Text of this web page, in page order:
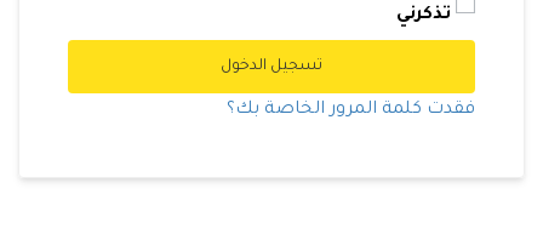
تذكرني
تسجيل الدخول
فقدت كلمة المرور الخاصة بك؟